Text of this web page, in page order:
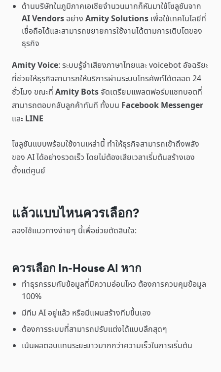
ด้านบริษัทในภูมิภาคเอเชียจำนวนมากก็หันมาใช้โซลูชันจาก
AI Vendors อย่าง Amity Solutions เพื่อใช้เทคโนโลยีที่
เชื่อถือได้และสามารถขยายการใช้งานได้ตามการเติบโตของ
ธุรกิจ
Amity Voice: ระบบรู้จำเสียงภาษาไทยและ voicebot อัจฉริยะ
ที่ช่วยให้ธุรกิจสามารถให้บริการผ่านระบบโทรศัพท์ได้ตลอด 24
ชั่วโมง ขณะที่ Amity Botsจัดเตรียมแพลตฟอร์มแชทบอตที่
สามารถตอบกลับลูกค้าทันที ทั้งบน Facebook Messenger
และ LINE
โซลูชันแบบพร้อมใช้งานเหล่านี้ ทำให้ธุรกิจสามารถเข้าถึงพลัง
ของ AI ได้อย่างรวดเร็ว โดยไม่ต้องเสียเวลาเริ่มต้นสร้างเอง
ตั้งแต่ศูนย์
แล้วแบบไหนควรเลือก?
ลองใช้แนวทางง่ายๆ นี้เพื่อช่วยตัดสินใจ:
ควรเลือก In-House AI หาก
ทำธุรกรรมกับข้อมูลที่มีความอ่อนไหว ต้องการควบคุมข้อมูล
100%
มีทีม AI อยู่แล้ว หรือมีแผนสร้างทีมขึ้นเอง
ต้องการระบบที่สามารถปรับแต่งได้แบบลึกสุดๆ
เน้นผลตอบแทนระยะยาวมากกว่าความเร็วในการเริ่มต้น